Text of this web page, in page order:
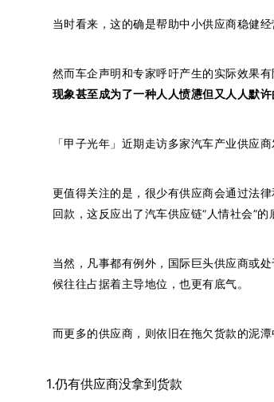
当时看来，这的确是帮助中小供应商稳健
然而车企声明和专家呼吁产生的实际效果
现象甚至成为了一种人人愤懑但又人人默许
「甲子光年」近期走访多家汽车产业供应
更值得关注的是，很少有供应商会通过法
回款，这反应出了汽车供应链“人情社会”的
当然，凡事都有例外，国际巨头供应商或
候往往占据着主导地位，也更有底气。
而更多的供应商，则依旧在拖欠货款的泥潭
1.仍有供应商没拿到货款